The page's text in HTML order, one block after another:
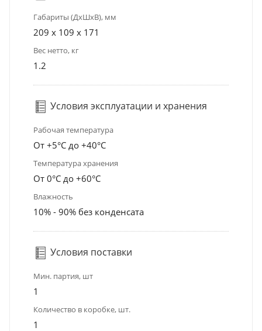
Габариты (ДхШхВ), мм
209 х 109 х 171
Вес нетто, кг
1.2
Условия эксплуатации и хранения
Рабочая температура
От +5°С до +40°С
Температура хранения
От 0°С до +60°С
Влажность
10% - 90% без конденсата
Условия поставки
Мин. партия, шт
1
Количество в коробке, шт.
1